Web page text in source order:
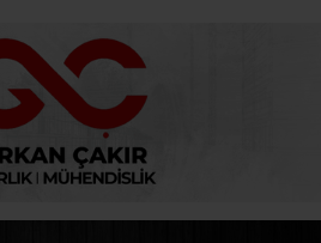
Kandıra İlçe Örgütü, Kadın
öncülüğünde ilçe
coşkulu ve yoğun katılımlı bir
Kadınların salonu doldurduğu